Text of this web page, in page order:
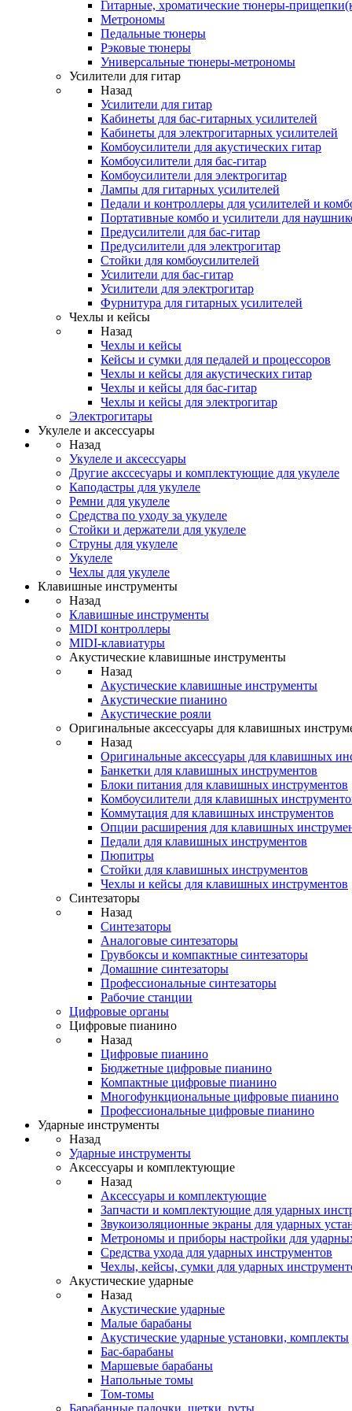
Гитарные, хроматические тюнеры-
Метрономы
Педальные тюнеры
Рэковые тюнеры
Универсальные тюнеры-метрономы
Усилители для гитар
Назад
Усилители для гитар
Кабинеты для бас-гитарных усилителей
Кабинеты для электрогитарных усилителей
Комбоусилители для акустических гитар
Комбоусилители для бас-гитар
Комбоусилители для электрогитар
Лампы для гитарных усилителей
Педали и контроллеры для усилителей и
Портативные комбо и усилители для
Предусилители для бас-гитар
Предусилители для электрогитар
Стойки для комбоусилителей
Усилители для бас-гитар
Усилители для электрогитар
Фурнитура для гитарных усилителей
Чехлы и кейсы
Назад
Чехлы и кейсы
Кейсы и сумки для педалей и процессоров
Чехлы и кейсы для акустических гитар
Чехлы и кейсы для бас-гитар
Чехлы и кейсы для электрогитар
Электрогитары
Укулеле и аксессуары
Назад
Укулеле и аксессуары
Другие акссесуары и комплектующие для укулеле
Каподастры для укулеле
Ремни для укулеле
Средства по уходу за укулеле
Стойки и держатели для укулеле
Струны для укулеле
Укулеле
Чехлы для укулеле
Клавишные инструменты
Назад
Клавишные инструменты
MIDI контроллеры
MIDI-клавиатуры
Акустические клавишные инструменты
Назад
Акустические клавишные инструменты
Акустические пианино
Акустические рояли
Оригинальные аксессуары для клавишных
Назад
Оригинальные аксессуары для клавишных
Банкетки для клавишных инструментов
Блоки питания для клавишных инструментов
Комбоусилители для клавишных
Коммутация для клавишных инструментов
Опции расширения для клавишных
Педали для клавишных инструментов
Пюпитры
Стойки для клавишных инструментов
Чехлы и кейсы для клавишных инструментов
Синтезаторы
Назад
Синтезаторы
Аналоговые синтезаторы
Грувбоксы и компактные синтезаторы
Домашние синтезаторы
Профессиональные синтезаторы
Рабочие станции
Цифровые органы
Цифровые пианино
Назад
Цифровые пианино
Бюджетные цифровые пианино
Компактные цифровые пианино
Многофункциональные цифровые пианино
Профессиональные цифровые пианино
Ударные инструменты
Назад
Ударные инструменты
Аксессуары и комплектующие
Назад
Аксессуары и комплектующие
Запчасти и комплектующие для ударных
Звукоизоляционные экраны для ударных
Метрономы и приборы настройки для
Средства ухода для ударных инструментов
Чехлы, кейсы, сумки для ударных
Акустические ударные
Назад
Акустические ударные
Mалые барабаны
Акустические ударные установки, комплекты
Бас-барабаны
Маршевые барабаны
Напольные томы
Том-томы
Барабанные палочки, щетки, руты